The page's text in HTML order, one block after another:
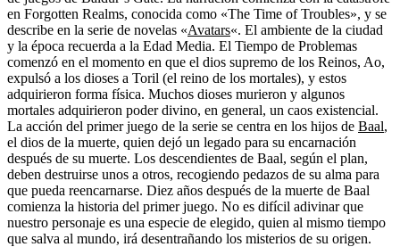
en Forgotten Realms, conocida como «The Time of Troubles», y se
describe en la serie de novelas «Avatars«. El ambiente de la ciudad
y la época recuerda a la Edad Media. El Tiempo de Problemas
comenzó en el momento en que el dios supremo de los Reinos, Ao,
expulsó a los dioses a Toril (el reino de los mortales), y estos
adquirieron forma física. Muchos dioses murieron y algunos
mortales adquirieron poder divino, en general, un caos existencial.
La acción del primer juego de la serie se centra en los hijos de Baal,
el dios de la muerte, quien dejó un legado para su encarnación
después de su muerte. Los descendientes de Baal, según el plan,
deben destruirse unos a otros, recogiendo pedazos de su alma para
que pueda reencarnarse. Diez años después de la muerte de Baal
comienza la historia del primer juego. No es difícil adivinar que
nuestro personaje es una especie de elegido, quien al mismo tiempo
que salva al mundo, irá desentrañando los misterios de su origen.